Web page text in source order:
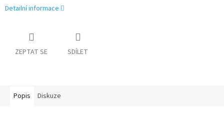
Detailní informace
ZEPTAT SE SDÍLET
Popis Diskuze